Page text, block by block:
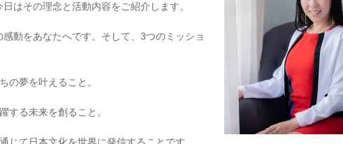
はその理念と活動内容をご紹介します。
動をあなたへです。そして、3つのミッショ
の夢を叶えること。
する未来を創ること。